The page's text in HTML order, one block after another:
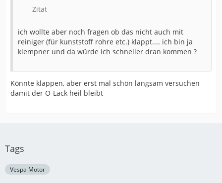
Zitat
ich wollte aber noch fragen ob das nicht auch mit
reiniger (für kunststoff rohre etc.) klappt.... ich bin ja
klempner und da würde ich schneller dran kommen ?
Könnte klappen, aber erst mal schön langsam versuchen
damit der O-Lack heil bleibt
Tags
Vespa Motor